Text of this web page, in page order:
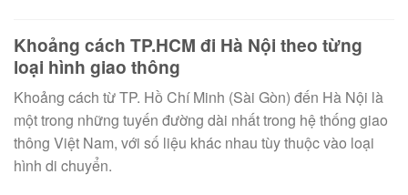
Khoảng cách TP.HCM đi Hà Nội theo từng
loại hình giao thông
Khoảng cách từ TP. Hồ Chí Minh (Sài Gòn) đến Hà Nội là
một trong những tuyến đường dài nhất trong hệ thống giao
thông Việt Nam, với số liệu khác nhau tùy thuộc vào loại
hình di chuyển.